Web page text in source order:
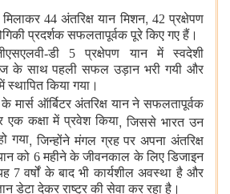
44 अंतरिक्ष यान मिशन, 42 प्रक्षेपण
प्रदर्शक सफलतापूर्वक पूरे किए गए हैं।
डी 5 प्रक्षेपण यान में स्वदेशी
के साथ पहली सफल उड़ान भरी गयी और
किया गया।
मार्स ऑर्बिटर अंतरिक्ष यान ने सफलतापूर्वक
कक्षा में प्रवेश किया,जिससे भारत उन
गया,जिन्होंने मंगल ग्रह पर अपना अंतरिक्ष
को 6 महीने के जीवनकाल के लिए डिजाइन
7 वर्षों के बाद भी कार्यशील अवस्था है और
डेटा देकर राष्ट्र की सेवा कर रहा है।